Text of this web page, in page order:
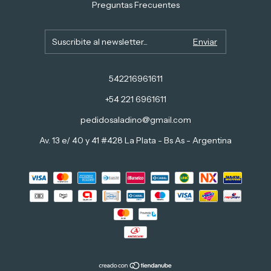
Preguntas Frecuentes
542216961611
+54 221 6961611
pedidosaladino@gmail.com
Av. 13 e/ 40 y 41 #428 La Plata - Bs As - Argentina